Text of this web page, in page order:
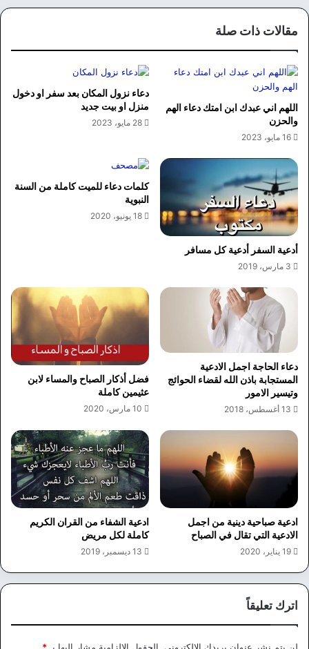
مقالات ذات صلة
اللهم اني عبدك ابن امتك دعاء الهم
والحزن
16 مايو، 2023
دعاء نزول المكان بعد سفر او دخول
منزل او بيت جديد
28 مايو، 2023
أدعية السفر أدعية كل مسافر
3 مارس، 2019
كلمات دعاء للميت كاملة من السنة
النبوية
18 يونيو، 2020
دعاء الحاجة اجمل الادعية
المستجابة باذن الله لقضاء الحوائج
وتيسير الامور
13 أغسطس، 2018
فضل أذكار الصباح والمساء لابن
عثيمين كاملة
10 مارس، 2020
ادعية صباحية دينية من اجمل
الادعية التي تقال في الصباح
19 يناير، 2020
ادعية الشفاء من القران الكريم
كاملة لكل مريض
13 ديسمبر، 2019
اترك تعليقاً